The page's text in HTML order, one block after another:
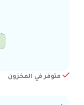
متوفر في المخزون